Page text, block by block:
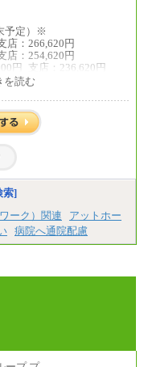
予定）※
店：266,620円
店：254,620円
円_支店：236,620円
諸手当
189,700円＋諸手当
業ゼロの場合の標準的
あり
（フルタイムで標準的
上限金額は全社平均20
（フルタイムで標準的
上限金額は全社平均20
事務系職務限定の正社
読む
索]
ーク）関連
アットホー
病院へ通院配慮